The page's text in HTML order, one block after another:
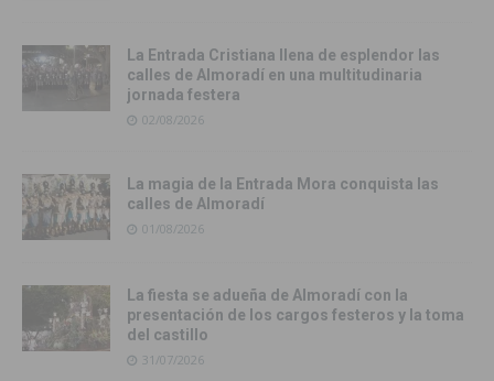
La Entrada Cristiana llena de esplendor las
calles de Almoradí en una multitudinaria
jornada festera
02/08/2026
La magia de la Entrada Mora conquista las
calles de Almoradí
01/08/2026
La fiesta se adueña de Almoradí con la
presentación de los cargos festeros y la toma
del castillo
31/07/2026